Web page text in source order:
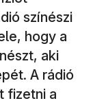
színészi
hogy a
aki
A rádió
fizetni a